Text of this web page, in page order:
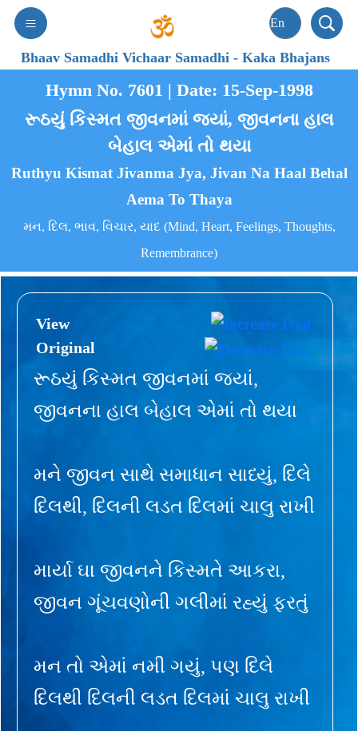
Bhaav Samadhi Vichaar Samadhi-Kaka Bhajans
Hymn No. 7601 | Date: 15-Sep-1998
રૂઠયું કિસ્મત જીવનમાં જ્યાં, જીવનના હાલ
બેહાલ એમાં તો થયા
Ruthyu Kismat Jivanma Jya, Jivan Na Haal Behal
Aema To Thaya
મન, દિલ, ભાવ, વિચાર, યાદ (Mind, Heart, Feelings, Thoughts,
Remembrance)
View
Original
રૂઠયું કિસ્મત જીવનમાં જ્યાં,
જીવનના હાલ બેહાલ એમાં તો થયા
મને જીવન સાથે સમાધાન સાધ્યું, દિલે
દિલથી, દિલની લડત દિલમાં ચાલુ રાખી
માર્યા ઘા જીવનને કિસ્મતે આકરા,
જીવન ગૂંચવણોની ગલીમાં રહ્યું ફરતું
મન તો એમાં નમી ગયું, પણ દિલે
દિલથી દિલની લડત દિલમાં ચાલુ રાખી